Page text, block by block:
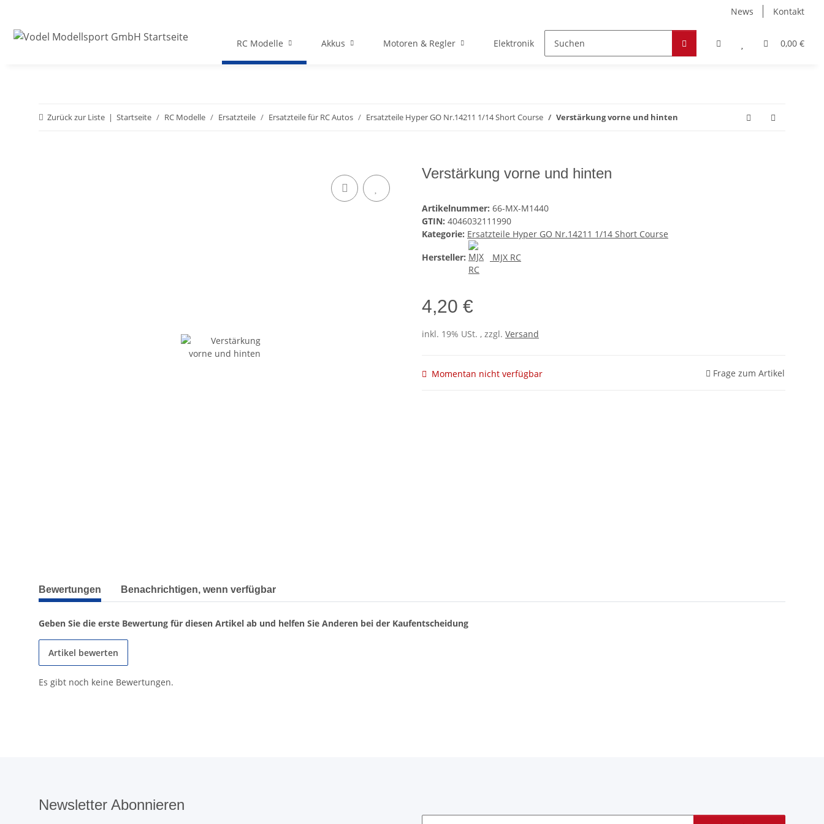
News Kontakt
0,00 €
RC Modelle Akkus Motoren & Regler Elektronik Zubehör Hobby & Freizeit Werkstoffe
Zurück zur Liste Startseite RC Modelle Ersatzteile Ersatzteile für RC Autos Ersatzteile Hyper GO Nr.14211 1/14 Short Course Verstärkung vorne und hinten
Verstärkung vorne und hinten
Artikelnummer: 66-MX-M1440
GTIN: 4046032111990
Kategorie: Ersatzteile Hyper GO Nr.14211 1/14 Short Course
Hersteller:
MJX RC
4,20 €
inkl. 19% USt. , zzgl. Versand
Momentan nicht verfügbar Frage zum Artikel
weitere Registerkarten anzeigen
Bewertungen Benachrichtigen, wenn verfügbar
Geben Sie die erste Bewertung für diesen Artikel ab und helfen Sie Anderen bei der Kaufentscheidung
Artikel bewerten
Es gibt noch keine Bewertungen.
Newsletter Abonnieren